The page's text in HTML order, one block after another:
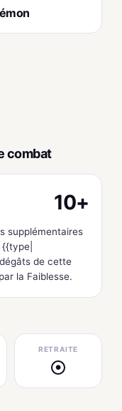
combat
10+
supplémentaires
de cette
la Faiblesse.
RETRAITE
●